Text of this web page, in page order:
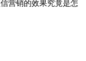
营销的效果究竟是怎